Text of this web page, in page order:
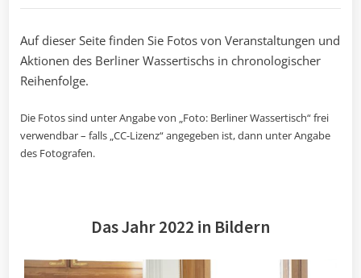
Auf dieser Seite finden Sie Fotos von Veranstaltungen und
Aktionen des Berliner Wassertischs in chronologischer
Reihenfolge.
Die Fotos sind unter Angabe von „Foto: Berliner Wassertisch“ frei
verwendbar – falls „CC-Lizenz“ angegeben ist, dann unter Angabe
des Fotografen.
Das Jahr 2022 in Bildern